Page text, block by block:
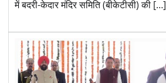
में बदरी-केदार मंदिर समिति (बीकेटीसी) की […]